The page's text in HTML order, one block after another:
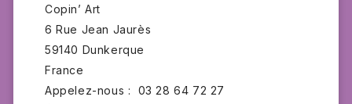
Copin’ Art
6 Rue Jean Jaurès
59140 Dunkerque
France
Appelez-nous :
03 28 64 72 27